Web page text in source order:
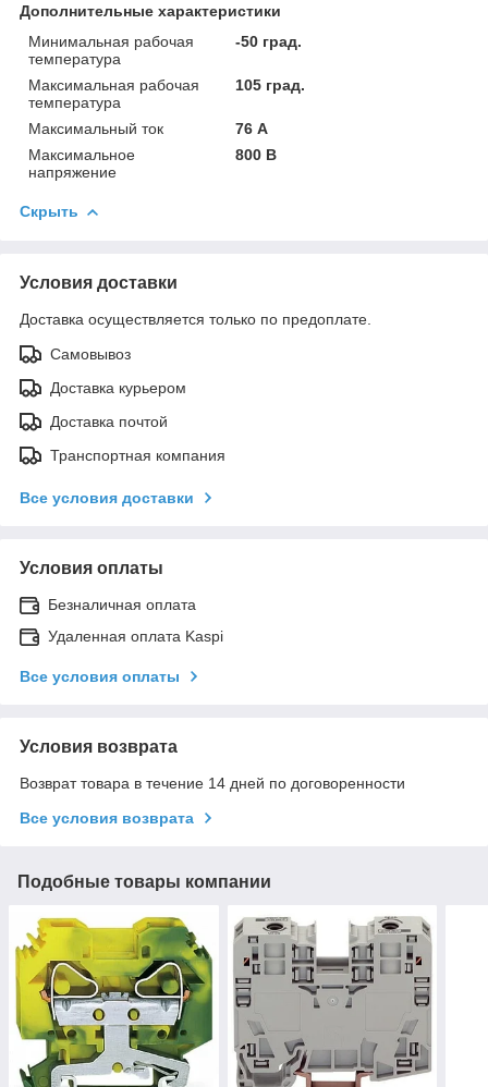
Дополнительные характеристики
Минимальная рабочая
температура
-50 град.
Максимальная рабочая
температура
105 град.
Максимальный ток
76 А
Максимальное
напряжение
800 В
Скрыть
Условия доставки
Доставка осуществляется только по предоплате.
Самовывоз
Доставка курьером
Доставка почтой
Транспортная компания
Все условия доставки
Условия оплаты
Безналичная оплата
Удаленная оплата Kaspi
Все условия оплаты
Условия возврата
Возврат товара в течение 14 дней по договоренности
Все условия возврата
Подобные товары компании